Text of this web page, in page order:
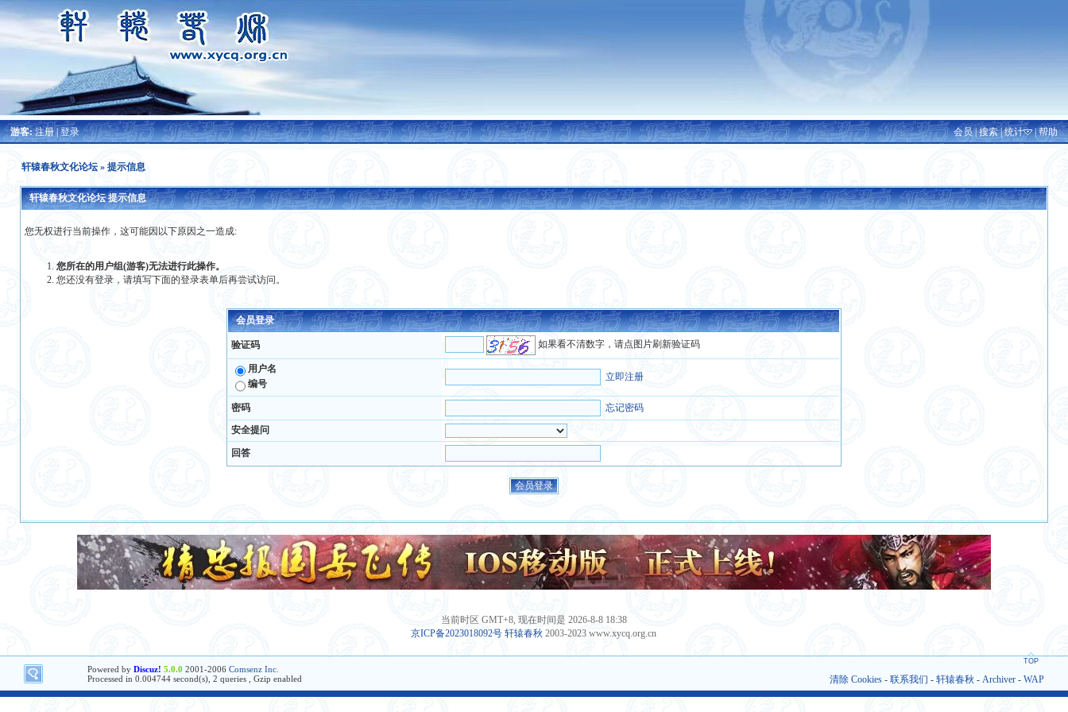
游客:注册|登录 会员|搜索|统计 |帮助
轩辕春秋文化论坛» 提示信息
轩辕春秋文化论坛 提示信息
您无权进行当前操作，这可能因以下原因之一造成:
您所在的用户组(游客)无法进行此操作。
您还没有登录，请填写下面的登录表单后再尝试访问。
会员登录
验证码 如果看不清数字，请点图片刷新验证码
用户名
编号
立即注册
密码
忘记密码
安全提问
回答
当前时区 GMT+8, 现在时间是 2026-8-8 18:38
京ICP备2023018092号 轩辕春秋 2003-2023 www.xycq.org.cn
Powered by Discuz! 5.0.0 2001-2006 Comsenz Inc.
Processed in 0.004744 second(s), 2 queries , Gzip enabled
TOP
清除 Cookies - 联系我们 - 轩辕春秋 - Archiver - WAP